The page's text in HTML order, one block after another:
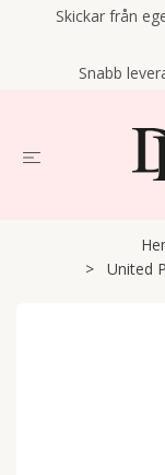
Skickar från
Snabb
United